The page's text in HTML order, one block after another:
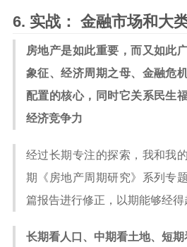
实战： 金融市场和大
房地产是如此重要，而又如此
象征、经济周期之母、金融危
配置的核心，同时它关系民生
经济竞争力
经过长期专注的探索，我和我
期《房地产周期研究》系列专
篇报告进行修正，以期能够经得
长期看人口、中期看土地、短期